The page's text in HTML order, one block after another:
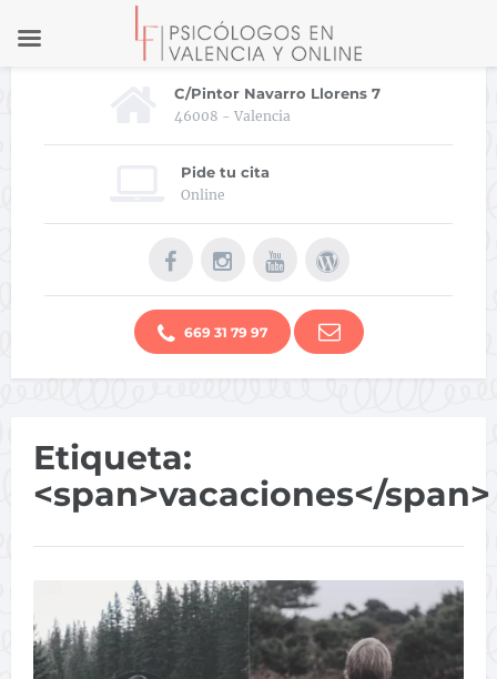
C/Pintor Navarro Llorens 7
46008 - Valencia
Pide tu cita
Online
669 31 79 97
Etiqueta:
<span>vacaciones</span>